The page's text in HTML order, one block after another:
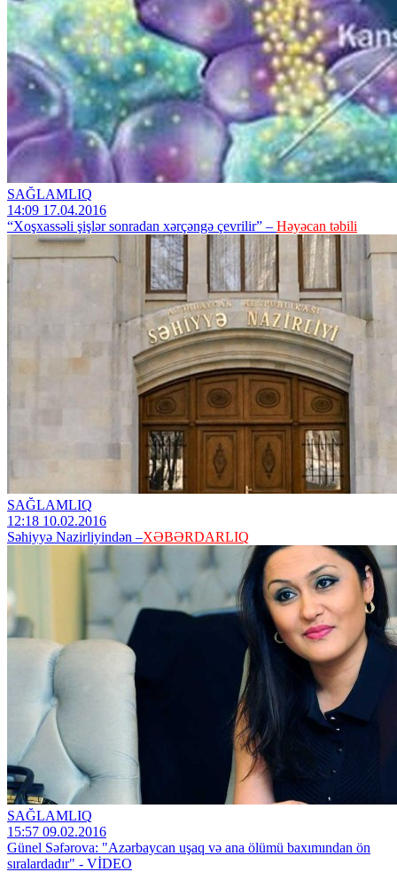
SAĞLAMLIQ
14:09 17.04.2016
“Xoşxassəli şişlər sonradan xərçəngə çevrilir” – Həyəcan təbili
SAĞLAMLIQ
12:18 10.02.2016
Səhiyyə Nazirliyindən –XƏBƏRDARLIQ
SAĞLAMLIQ
15:57 09.02.2016
Günel Səfərova: "Azərbaycan uşaq və ana ölümü baxımından ön
sıralardadır" - VİDEO